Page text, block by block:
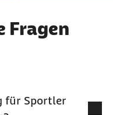
Fragen
für Sportler